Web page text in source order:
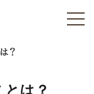
？
は？